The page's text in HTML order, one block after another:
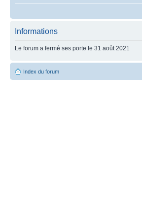
Informations
Le forum a fermé ses porte le 31 août 2021
Index du forum